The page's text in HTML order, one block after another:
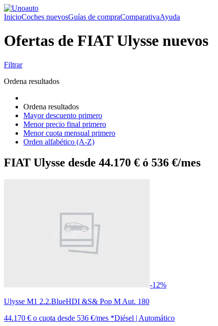
InicioCoches nuevosGuías de compraComparativaAyuda
Ofertas de FIAT Ulysse nuevos
Filtrar
Ordena resultados
Ordena resultados
Mayor descuento primero
Menor precio final primero
Menor cuota mensual primero
Orden alfabético (A-Z)
FIAT Ulysse desde 44.170 € ó 536 €/mes
-12%
Ulysse M1 2.2.BlueHDI &S& Pop M Aut. 180
44.170 € o cuota desde 536 €/mes *Diésel | Automático